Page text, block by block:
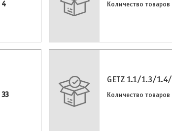
4 Количество
33
GETZ 1.1/1.3/
Количество товаров